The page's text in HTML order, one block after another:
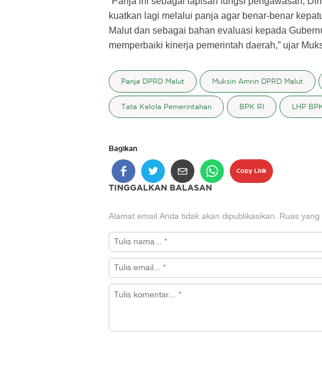
kuatkan lagi melalui panja agar benar-benar
Malut dan sebagai bahan evaluasi kepada
memperbaiki kinerja pemerintah daerah,” ujar
Panja DPRD Malut Muksin Amrin DPRD Malut
Tata Kelola Pemerintahan BPK RI LHP
Bagikan
Copy Link
TINGGALKAN BALASAN
Alamat email Anda tidak akan dipublikasikan. Ruas